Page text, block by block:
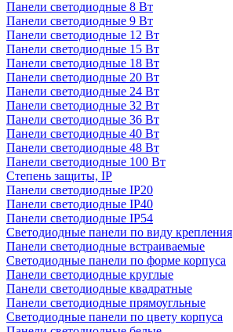
Панели светодиодные 8 Вт
Панели светодиодные 9 Вт
Панели светодиодные 12 Вт
Панели светодиодные 15 Вт
Панели светодиодные 18 Вт
Панели светодиодные 20 Вт
Панели светодиодные 24 Вт
Панели светодиодные 32 Вт
Панели светодиодные 36 Вт
Панели светодиодные 40 Вт
Панели светодиодные 48 Вт
Панели светодиодные 100 Вт
Степень защиты, IP
Панели светодиодные IP20
Панели светодиодные IP40
Панели светодиодные IP54
Светодиодные панели по виду крепления
Панели светодиодные встраиваемые
Светодиодные панели по форме корпуса
Панели светодиодные круглые
Панели светодиодные квадратные
Панели светодиодные прямоугльные
Светодиодные панели по цвету корпуса